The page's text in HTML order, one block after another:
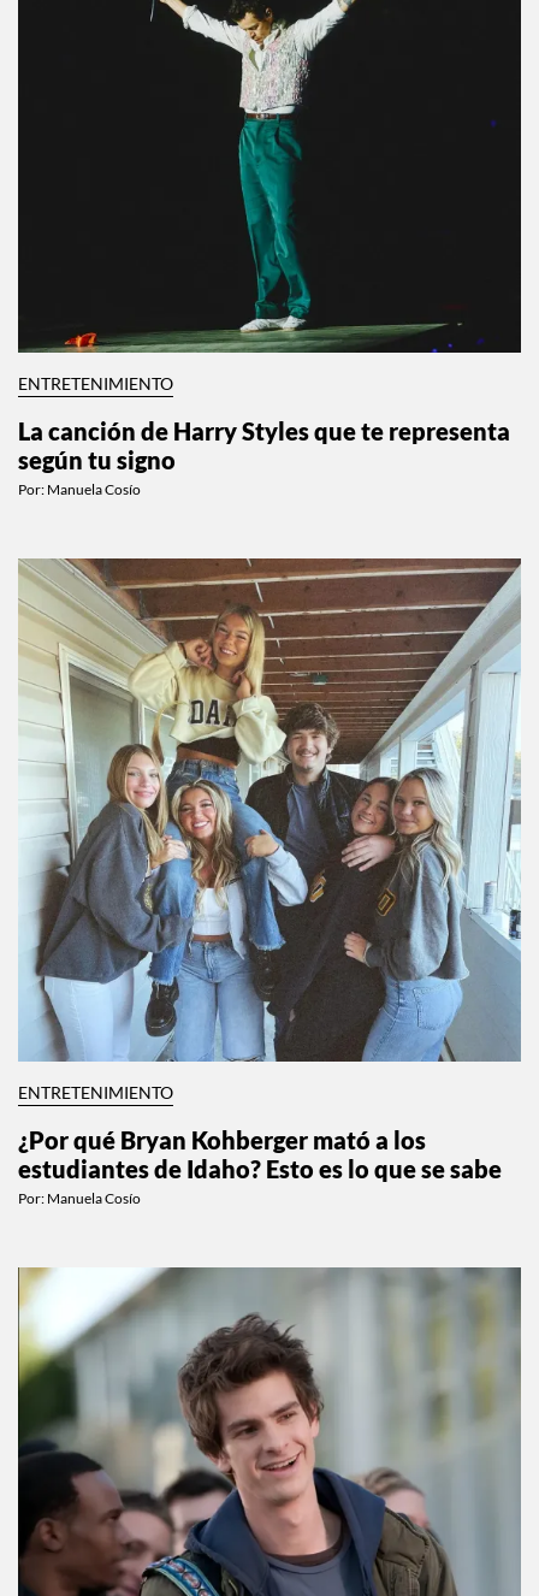
ENTRETENIMIENTO
La canción de Harry Styles que te representa
según tu signo
Por: Manuela Cosío
ENTRETENIMIENTO
¿Por qué Bryan Kohberger mató a los
estudiantes de Idaho? Esto es lo que se sabe
Por: Manuela Cosío